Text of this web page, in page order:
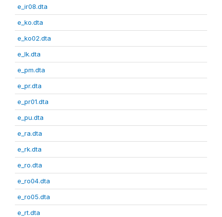
e_ir08.dta
e_ko.dta
e_ko02.dta
e_lk.dta
e_pm.dta
e_pr.dta
e_pr01.dta
e_pu.dta
e_ra.dta
e_rk.dta
e_ro.dta
e_ro04.dta
e_ro05.dta
e_rt.dta